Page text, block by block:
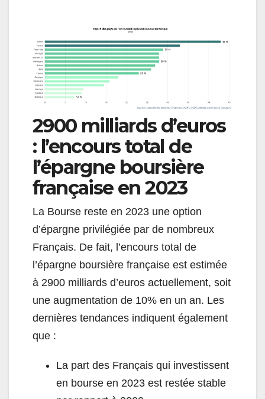
2900 milliards d’euros
: l’encours total de
l’épargne boursière
française en 2023
La Bourse reste en 2023 une option
d’épargne privilégiée par de nombreux
Français. De fait, l’encours total de
l’épargne boursière française est estimée
à 2900 milliards d’euros actuellement, soit
une augmentation de 10% en un an. Les
dernières tendances indiquent également
que :
La part des Français qui investissent
en bourse en 2023 est restée stable